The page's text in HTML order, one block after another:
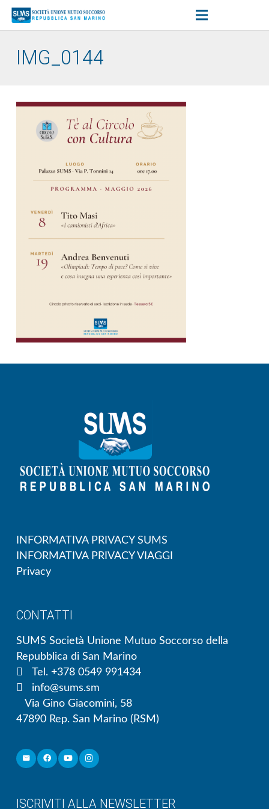
IMG_0144
INFORMATIVA PRIVACY SUMS
INFORMATIVA PRIVACY VIAGGI
Privacy
CONTATTI
SUMS Società Unione Mutuo Soccorso della
Repubblica di San Marino
Tel. +378 0549 991434
info@sums.sm
Via Gino Giacomini, 58
47890 Rep. San Marino (RSM)
ISCRIVITI ALLA NEWSLETTER